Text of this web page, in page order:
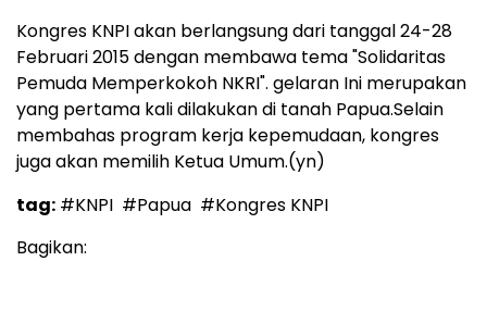
Kongres KNPI akan berlangsung dari tanggal 24-28
Februari 2015 dengan membawa tema "Solidaritas
Pemuda Memperkokoh NKRI". gelaran Ini merupakan
yang pertama kali dilakukan di tanah Papua.Selain
membahas program kerja kepemudaan, kongres
juga akan memilih Ketua Umum.(yn)
tag: #KNPI #Papua #Kongres KNPI
Bagikan: